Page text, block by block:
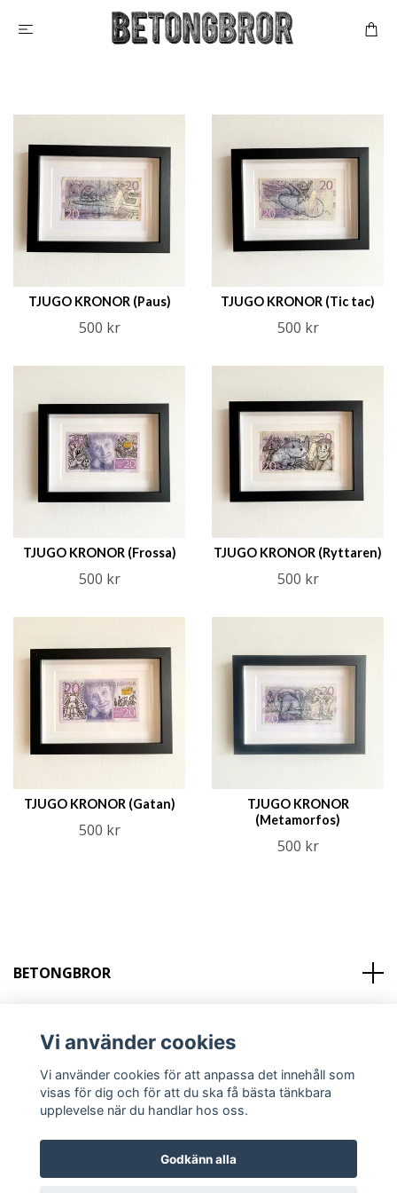
TJUGO KRONOR (Paus)
500 kr
TJUGO KRONOR (Tic tac)
500 kr
TJUGO KRONOR (Frossa)
500 kr
TJUGO KRONOR (Ryttaren)
500 kr
TJUGO KRONOR (Gatan)
500 kr
TJUGO KRONOR
(Metamorfos)
500 kr
BETONGBROR
Sociala medier
Vi använder cookies
Vi använder cookies för att anpassa det innehåll som
visas för dig och för att du ska få bästa tänkbara
upplevelse när du handlar hos oss.
Godkänn alla